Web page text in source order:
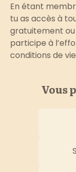
En étant
tu as accès à
gratuitement ou
participe à
conditions de
Vous